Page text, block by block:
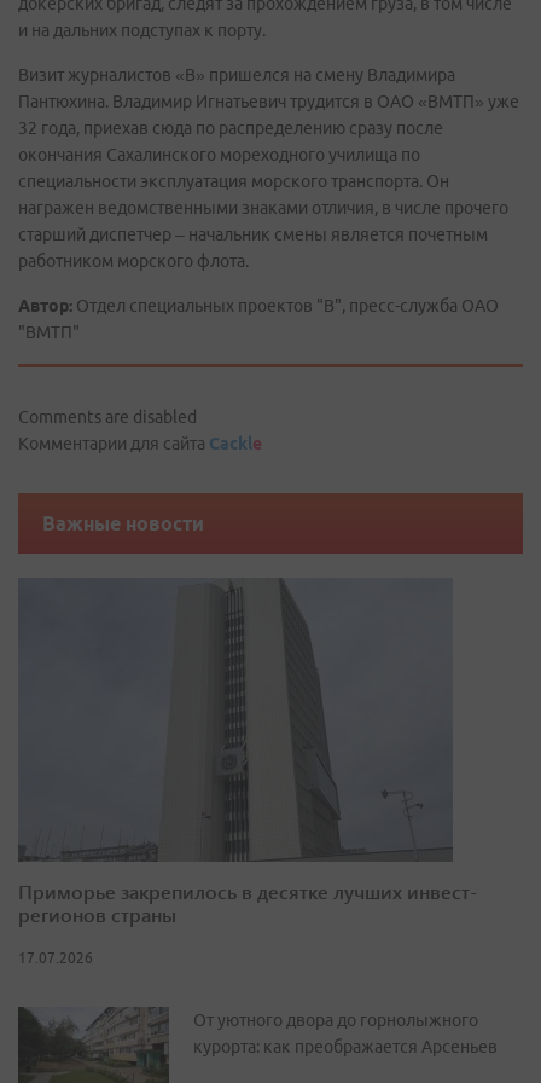
и на дальних подступах к порту.
Визит журналистов «В» пришелся на смену Владимира
Пантюхина. Владимир Игнатьевич трудится в ОАО «ВМТП» уже
32 года, приехав сюда по распределению сразу после
окончания Сахалинского мореходного училища по
специальности эксплуатация морского транспорта. Он
награжен ведомственными знаками отличия, в числе прочего
старший диспетчер – начальник смены является почетным
работником морского флота.
Автор: Отдел специальных проектов "В", пресс-служба ОАО
"ВМТП"
Comments are disabled
Комментарии для сайта Cackle
Важные новости
Приморье закрепилось в десятке лучших инвест-
регионов страны
17.07.2026
От уютного двора до горнолыжного
курорта: как преображается Арсеньев